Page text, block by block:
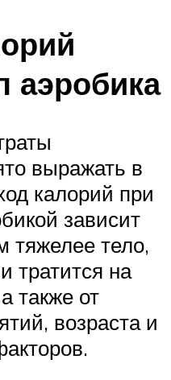
аэробика
выражать в
калорий при
зависит
тяжелее тело,
тратится на
также от
возраста и